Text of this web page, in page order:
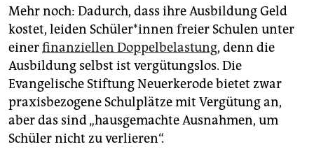
Mehr noch: Dadurch, dass ihre Ausbildung Geld
kostet, leiden Schü­le­r*in­nen freier Schulen unter
einerfinanziellen Doppelbelastung, denn die
Ausbildung selbst ist vergütungslos. Die
Evangelische Stiftung Neuerkerode bietet zwar
praxisbezogene Schulplätze mit Vergütung an,
aber das sind „hausgemachte Ausnahmen, um
Schüler nicht zu verlieren“.